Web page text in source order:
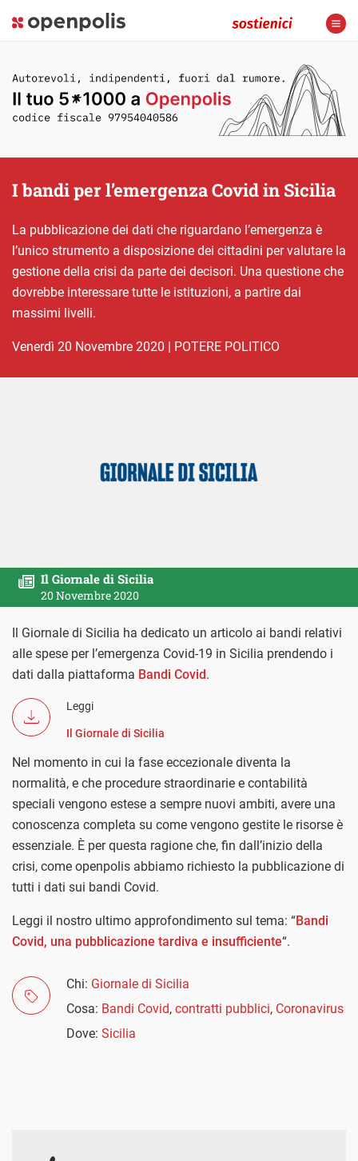
I bandi per l’emergenza Covid in Sicilia
La pubblicazione dei dati che riguardano l’emergenza è
l’unico strumento a disposizione dei cittadini per valutare la
gestione della crisi da parte dei decisori. Una questione che
dovrebbe interessare tutte le istituzioni, a partire dai
massimi livelli.
venerdì 20 Novembre 2020 | POTERE POLITICO
Il Giornale di Sicilia
20 Novembre 2020
Il Giornale di Sicilia ha dedicato un articolo ai bandi relativi
alle spese per l’emergenza Covid-19 in Sicilia prendendo i
dati dalla piattaforma Bandi Covid.
Leggi
Il Giornale di Sicilia
Nel momento in cui la fase eccezionale diventa la
normalità, e che procedure straordinarie e contabilità
speciali vengono estese a sempre nuovi ambiti, avere una
conoscenza completa su come vengono gestite le risorse è
essenziale. È per questa ragione che, fin dall’inizio della
crisi, come openpolis abbiamo richiesto la pubblicazione di
tutti i dati sui bandi Covid.
Leggi il nostro ultimo approfondimento sul tema: “Bandi
Covid, una pubblicazione tardiva e insufficiente“.
Chi: Giornale di Sicilia
Cosa: Bandi Covid, contratti pubblici, Coronavirus
Dove: Sicilia